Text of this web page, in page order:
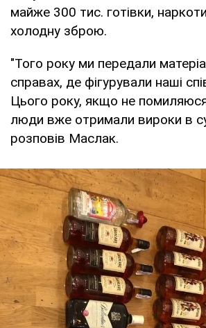
майже 300 тис. готівки,
холодну зброю.
"Того року ми передали
справах, де фігурували наші
Цього року, якщо не
люди вже отримали вироки в
розповів Маслак.